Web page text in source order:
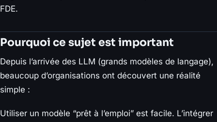
FDE.
Pourquoi ce sujet est important
Depuis l’arrivée des LLM (grands modèles de langage),
beaucoup d’organisations ont découvert une réalité
simple :
Utiliser un modèle “prêt à l’emploi” est facile. L’intégrer